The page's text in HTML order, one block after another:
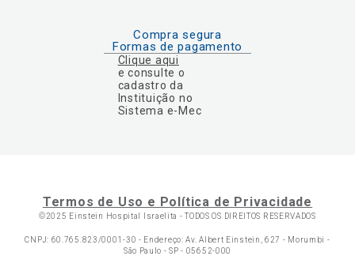
Compra segura
Formas de pagamento
Clique aqui
e consulte o
cadastro da
Instituição no
Sistema e-Mec
Termos de Uso e Política de Privacidade
©2025 Einstein Hospital Israelita -TODOS OS DIREITOS RESERVADOS
CNPJ: 60.765.823/0001-30 - Endereço: Av. Albert Einstein, 627 - Morumbi -
São Paulo - SP - 05652-000